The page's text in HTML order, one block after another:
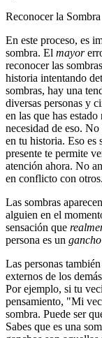
Reconocer la Sombra
En este proceso, es
sombra. El mayor
reconocer las
historia intentando
sombras, hay una
diversas personas y
en las que has
necesidad de eso.
en tu historia. Eso es
presente te permite
atención ahora. No
en conflicto con otros.
Las sombras
alguien en el
sensación que
persona es un gancho
Las personas
externos de los
Por ejemplo, si tu
pensamiento, "Mi
sombra. Puede ser
Sabes que es una